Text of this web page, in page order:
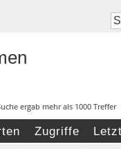
Suche
ergab mehr als 1000 Treffer
Zugriffe